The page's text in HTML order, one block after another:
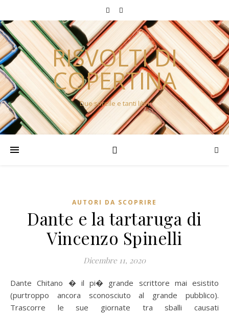
RISVOLTI DI
COPERTINA
Due sorelle e tanti libri
AUTORI DA SCOPRIRE
Dante e la tartaruga di
Vincenzo Spinelli
Dicembre 11, 2020
Dante Chitano � il pi� grande scrittore mai esistito
(purtroppo ancora sconosciuto al grande pubblico).
Trascorre le sue giornate tra sballi causati